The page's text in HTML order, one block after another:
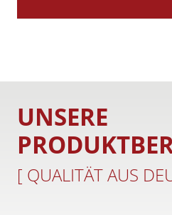
UNSERE
[ QUALITÄT AUS